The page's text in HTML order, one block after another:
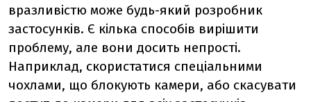
вразливістю може будь-який розробник
застосунків. Є кілька способів вирішити
проблему, але вони досить непрості.
Наприклад, скористатися спеціальними
чохлами, що блокують камери, або скасувати